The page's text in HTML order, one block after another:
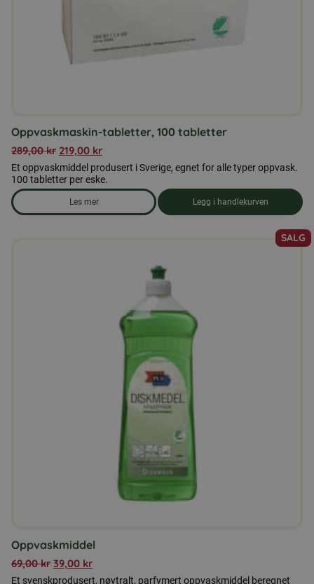
Oppvaskmaskin-tabletter, 100 tabletter
289,00kr 219,00 kr
Et oppvaskmiddel produsert i Sverige, egnet for alle typer oppvask.
100 tabletter per eske.
Les mer
om produkten Oppvaskmaskin-tabletter, 100 tabletter
Legg i handlekurven
SALG
Oppvaskmiddel
69,00kr 39,00 kr
Et svenskprodusert, nøytralt, parfymert oppvaskmiddel beregnet